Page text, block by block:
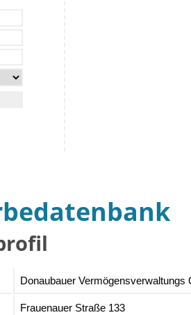
Donaubauer Vermögensverwaltungs
Frauenauer Straße 133